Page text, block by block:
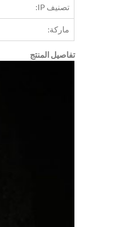
تصنيف IP:
ماركة:
تفاصيل المنتج